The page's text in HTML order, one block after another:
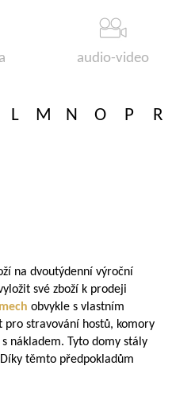
audio-video
L M N O P R
na dvoutýdenní výroční
své zboží k prodeji
obvykle s vlastním
stravování hostů, komory
nákladem. Tyto domy stály
těmto předpokladům